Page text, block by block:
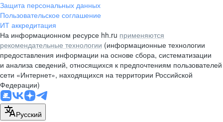
пр. Абая, д. 151, БЦ Алатау,
12 этаж, офис 1209
+7 727 232-13-13
pr@headhunter.com.kz
Защита персональных данных
Пользовательское соглашение
ИТ аккредитация
На информационном ресурсе hh.ru применяются
рекомендательные технологии (информационные технологии
предоставления информации на основе сбора, систематизации
и анализа сведений, относящихся к предпочтениям пользователей
сети «Интернет», находящихся на территории Российской
Федерации)
Русский